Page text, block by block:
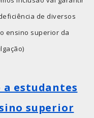
de diversos
ensino superior da
a estudantes
superior